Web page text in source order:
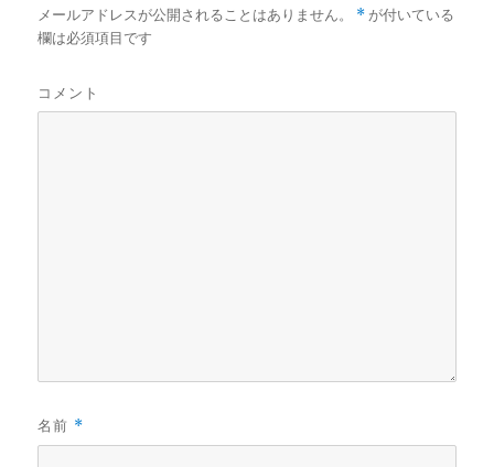
メールアドレスが公開されることはありません。 * が付いている
欄は必須項目です
コメント
名前 *